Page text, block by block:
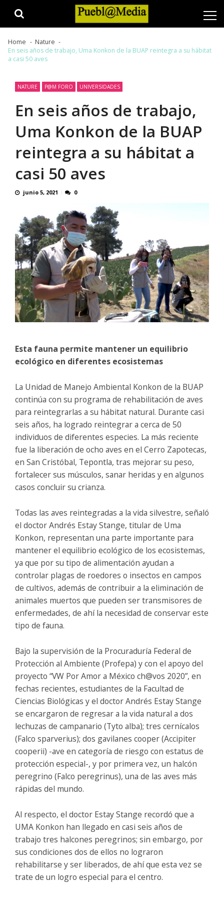
Home
Nature
En seis años de trabajo, Uma Konkon de la BUAP reintegra a su hábitat
a casi 50 aves
NATURE P@M FORO UNIVERSIDADES
En seis años de trabajo,
Uma Konkon de la BUAP
reintegra a su hábitat a
casi 50 aves
junio 5, 2021 0
Esta fauna permite mantener un equilibrio
ecológico en diferentes ecosistemas
La Unidad de Manejo Ambiental Konkon de la BUAP
continúa con su programa de rehabilitación de aves
para reintegrarlas a su hábitat natural. Durante casi
seis años, ha logrado reintegrar a cerca de 50
individuos de diferentes especies. La más reciente
fue la liberación de ocho aves en el Cerro Zapotecas,
en San Cristóbal, Tepontla, tras mejorar su peso,
fortalecer sus músculos, sanar heridas y en algunos
casos concluir su crianza.
Todas las aves reintegradas a la vida silvestre, señaló
el doctor Andrés Estay Stange, titular de Uma
Konkon, representan una parte importante para
mantener el equilibrio ecológico de los ecosistemas,
ya que por su tipo de alimentación ayudan a
controlar plagas de roedores o insectos en campos
de cultivos, además de contribuir a la eliminación de
animales muertos que pueden ser transmisores de
enfermedades, de ahí la necesidad de conservar este
tipo de fauna.
Bajo la supervisión de la Procuraduría Federal de
Protección al Ambiente (Profepa) y con el apoyo del
proyecto “VW Por Amor a México ch@vos 2020”, en
fechas recientes, estudiantes de la Facultad de
Ciencias Biológicas y el doctor Andrés Estay Stange
se encargaron de regresar a la vida natural a dos
lechuzas de campanario (Tyto alba); tres cernícalos
(Falco sparverius); dos gavilanes cooper (Accipiter
cooperii) -ave en categoría de riesgo con estatus de
protección especial-, y por primera vez, un halcón
peregrino (Falco peregrinus), una de las aves más
rápidas del mundo.
Al respecto, el doctor Estay Stange recordó que a
UMA Konkon han llegado en casi seis años de
trabajo tres halcones peregrinos; sin embargo, por
sus condiciones dos de ellos no lograron
rehabilitarse y ser liberados, de ahí que esta vez se
trate de un logro especial para el centro.